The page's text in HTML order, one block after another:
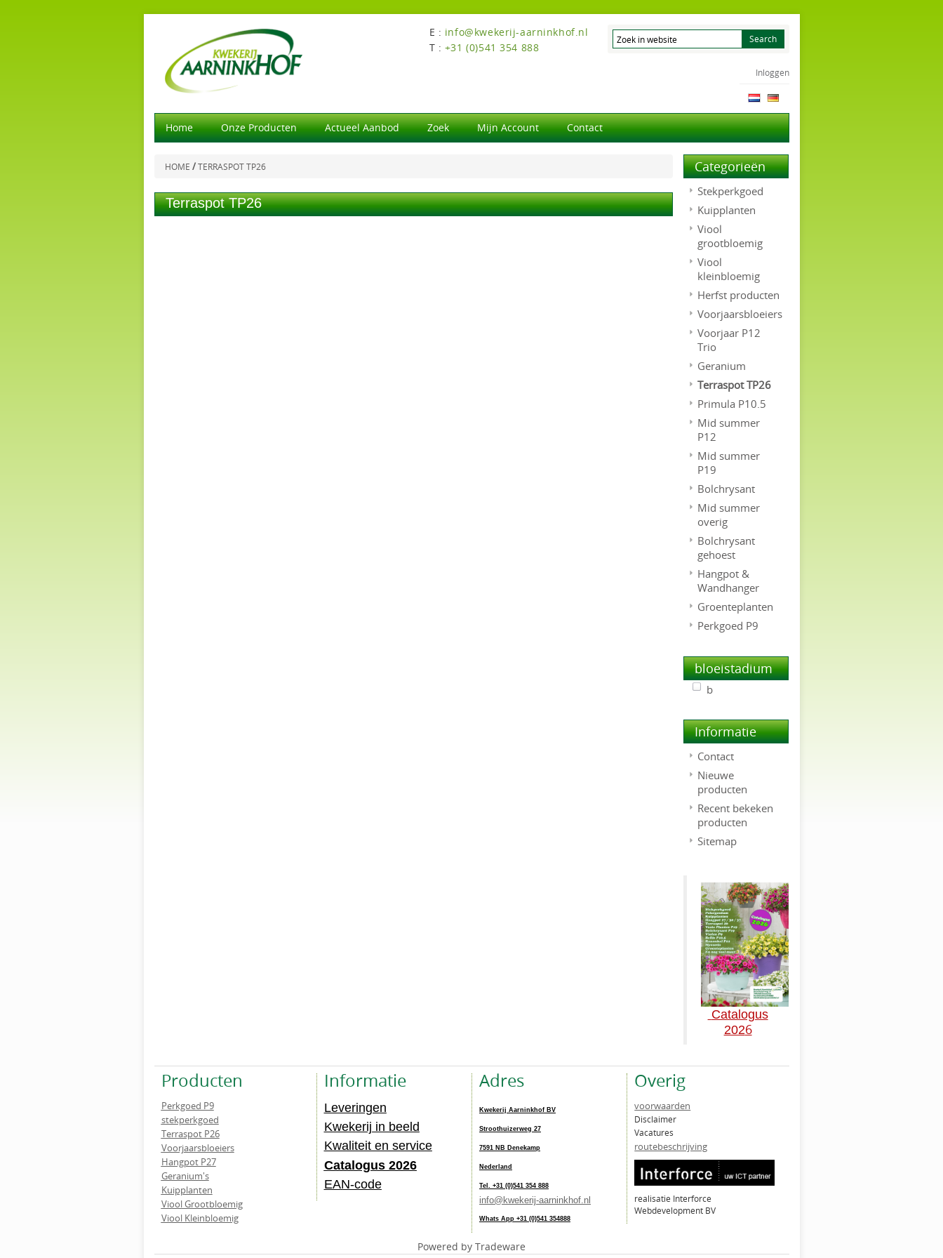
E : info@kwekerij-aarninkhof.nl
T : +31 (0)541 354 888
Inloggen
Home Onze Producten Actueel Aanbod Zoek Mijn Account Contact
HOME / TERRASPOT TP26
Terraspot TP26
Categorieën
Stekperkgoed
Kuipplanten
Viool
grootbloemig
Viool
kleinbloemig
Herfst producten
Voorjaarsbloeiers
Voorjaar P12
Trio
Geranium
Terraspot TP26
Primula P10.5
Mid summer
P12
Mid summer
P19
Bolchrysant
Mid summer
overig
Bolchrysant
gehoest
Hangpot &
Wandhanger
Groenteplanten
Perkgoed P9
bloeistadium
b
Informatie
Contact
Nieuwe
producten
Recent bekeken
producten
Sitemap
Catalogus
2026
Producten
Perkgoed P9
stekperkgoed
Terraspot P26
Voorjaarsbloeiers
Hangpot P27
Geranium's
Kuipplanten
Viool Grootbloemig
Viool Kleinbloemig
Informatie
Leveringen
Kwekerij in beeld
Kwaliteit en service
Catalogus 2026
EAN-code
Adres
Kwekerij Aarninkhof BV
Stroothuizerweg 27
7591 NB Denekamp
Nederland
Tel. +31 (0)541 354 888
info@kwekerij-aarninkhof.nl
Whats App +31 (0)541 354888
Overig
voorwaarden
Disclaimer
Vacatures
routebeschrijving
realisatie Interforce
Webdevelopment BV
Powered by Tradeware